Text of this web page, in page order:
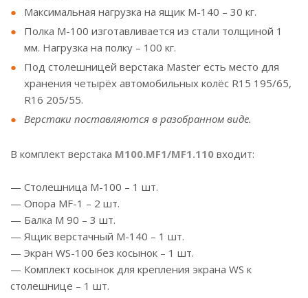
Максимальная нагрузка на ящик М-140 – 30 кг.
Полка М-100 изготавливается из стали толщиной 1
мм. Нагрузка на полку – 100 кг.
Под столешницей верстака Master есть место для
хранения четырёх автомобильных колёс R15 195/65,
R16 205/55.
Верстаки поставляются в разобранном виде.
В комплект верстака M100.MF1/MF1.110 входит:
— Столешница М-100 – 1 шт.
— Опора МF-1 – 2 шт.
— Балка M 90 – 3 шт.
— Ящик верстачный М-140 – 1 шт.
— Экран WS-100 без косынок – 1 шт.
— Комплект косынок для крепления экрана WS к
столешнице – 1 шт.